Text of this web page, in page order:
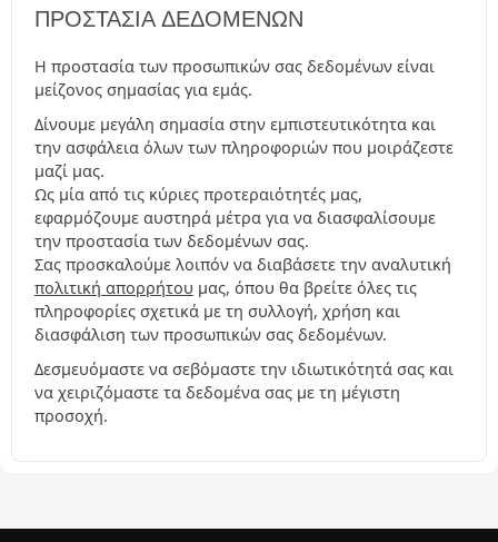
ΠΡΟΣΤΑΣΊΑ ΔΕΔΟΜΈΝΩΝ
Η προστασία των προσωπικών σας δεδομένων είναι
μείζονος σημασίας για εμάς.
Δίνουμε μεγάλη σημασία στην εμπιστευτικότητα και
την ασφάλεια όλων των πληροφοριών που μοιράζεστε
μαζί μας.
Ως μία από τις κύριες προτεραιότητές μας,
εφαρμόζουμε αυστηρά μέτρα για να διασφαλίσουμε
την προστασία των δεδομένων σας.
Σας προσκαλούμε λοιπόν να διαβάσετε την αναλυτική
πολιτική απορρήτου μας, όπου θα βρείτε όλες τις
πληροφορίες σχετικά με τη συλλογή, χρήση και
διασφάλιση των προσωπικών σας δεδομένων.
Δεσμευόμαστε να σεβόμαστε την ιδιωτικότητά σας και
να χειριζόμαστε τα δεδομένα σας με τη μέγιστη
προσοχή.